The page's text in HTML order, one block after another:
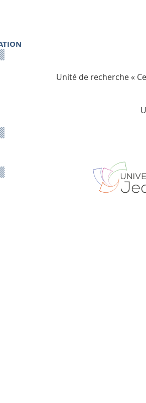
Unité de recherche «